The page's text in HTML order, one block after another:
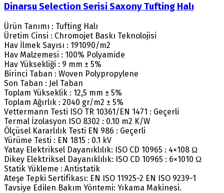
Dinarsu Selection Serisi Saxony Tufting Halı
Ürün Tanımı : Tufting Halı
Üretim Cinsi : Chromojet Baskı Teknolojisi
Hav İlmek Sayısı : 191090/m2
Hav Malzemesi : 100% Polyamide
Hav Yüksekliği : 9 mm ± 5%
Birinci Taban : Woven Polypropylene
Son Taban : Jel Taban
Toplam Yükseklik : 12,5 mm ± 5%
Toplam Ağırlık : 2040 gr/m2 ± 5%
Vettermann Testi ISO TR 10361/EN 1471 : Geçerli
Termal İzolasyon ISO 8302 : 0.10 m2 K/W
Ölçüsel Kararlılık Testi EN 986 : Geçerli
Yürüme Testi : EN 1815 : 0.1 kV
Yatay Elektriksel Dayanıklılık: ISO CD 10965 : 4×108 Ω
Dikey Elektriksel Dayanıklılık: ISO CD 10965 : 6×1010 Ω
Statik Yükleme : Antistatik
Ateşe Tepki Sertifikası: EN ISO 11925-2 EN ISO 9239-1
Tavsiye Edilen Bakım Yöntemi: Yıkama Makinesi.